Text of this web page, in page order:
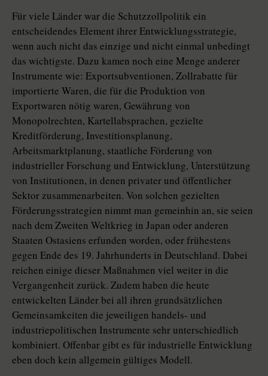
Für viele Länder war die Schutzzollpolitik ein
entscheidendes Element ihrer Entwicklungsstrategie,
wenn auch nicht das einzige und nicht einmal unbedingt
das wichtigste. Dazu kamen noch eine Menge anderer
Instrumente wie: Exportsubventionen, Zollrabatte für
importierte Waren, die für die Produktion von
Exportwaren nötig waren, Gewährung von
Monopolrechten, Kartellabsprachen, gezielte
Kreditförderung, Investitionsplanung,
Arbeitsmarktplanung, staatliche Förderung von
industrieller Forschung und Entwicklung, Unterstützung
von Institutionen, in denen privater und öffentlicher
Sektor zusammenarbeiten. Von solchen gezielten
Förderungsstrategien nimmt man gemeinhin an, sie seien
nach dem Zweiten Weltkrieg in Japan oder anderen
Staaten Ostasiens erfunden worden, oder frühestens
gegen Ende des 19. Jahrhunderts in Deutschland. Dabei
reichen einige dieser Maßnahmen viel weiter in die
Vergangenheit zurück. Zudem haben die heute
entwickelten Länder bei all ihren grundsätzlichen
Gemeinsamkeiten die jeweiligen handels- und
industriepolitischen Instrumente sehr unterschiedlich
kombiniert. Offenbar gibt es für industrielle Entwicklung
eben doch kein allgemein gültiges Modell.